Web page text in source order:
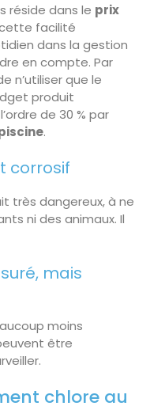
réside dans le prix
facilité
dans la gestion
en compte. Par
n’utiliser que le
produit
de 30 % par
.
corrosif
très dangereux, à ne
ni des animaux. Il
mais
moins
être
chlore au